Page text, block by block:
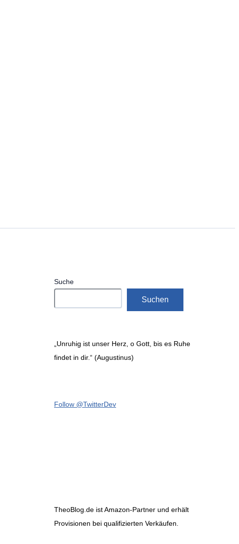
Suche
Suchen
„Unruhig ist unser Herz, o Gott, bis es Ruhe
findet in dir.“ (Augustinus)
Follow @TwitterDev
TheoBlog.de ist Amazon-Partner und erhält
Provisionen bei qualifizierten Verkäufen.